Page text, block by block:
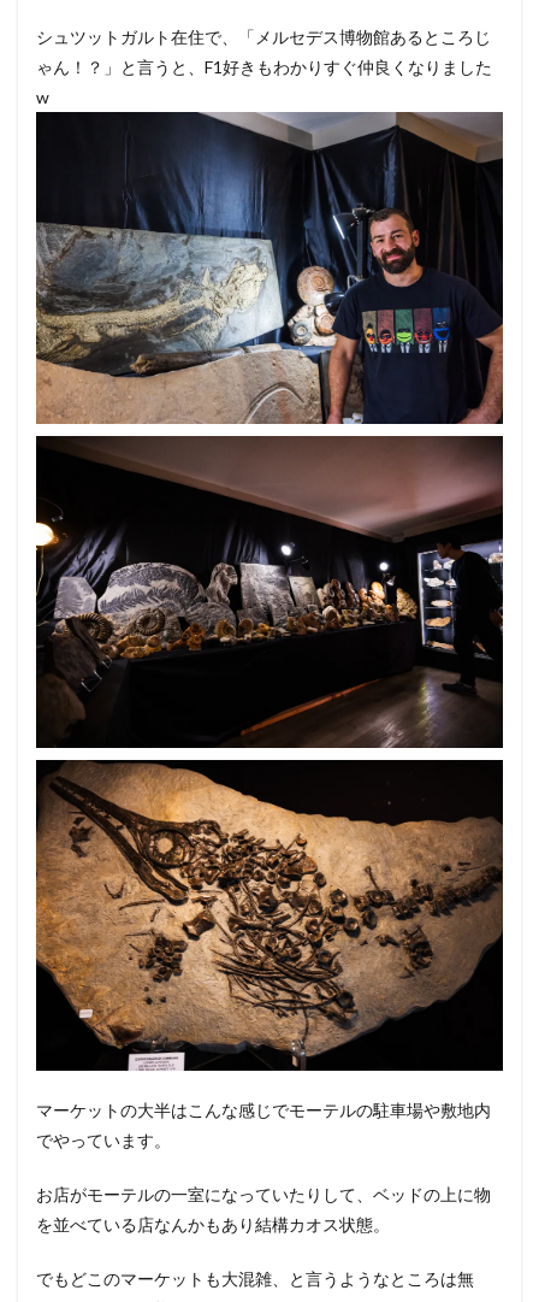
シュツットガルト在住で、「メルセデス博物館あるところじ
ゃん！？」と言うと、F1好きもわかりすぐ仲良くなりました
w
マーケットの大半はこんな感じでモーテルの駐車場や敷地内
でやっています。
お店がモーテルの一室になっていたりして、ベッドの上に物
を並べている店なんかもあり結構カオス状態。
でもどこのマーケットも大混雑、と言うようなところは無